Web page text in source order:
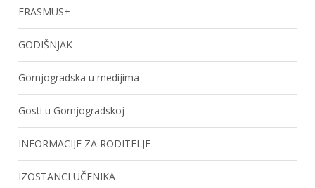
ERASMUS+
GODIŠNJAK
Gornjogradska u medijima
Gosti u Gornjogradskoj
INFORMACIJE ZA RODITELJE
IZOSTANCI UČENIKA